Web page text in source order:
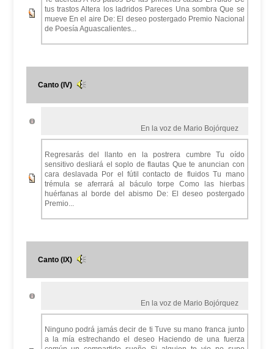
tus trastos Altera los ladridos Pareces Una sombra Que se
mueve En el aire De: El deseo postergado Premio Nacional
de Poesía Aguascalientes...
Canto (IV)
En la voz de Mario Bojórquez
Regresarás del llanto en la postrera cumbre Tu oído
sensitivo desliará el soplo de flautas Que te anuncian con
cara deslavada Por el fútil contacto de fluidos Tu mano
trémula se aferrará al báculo torpe Como las hierbas
huérfanas al borde del abismo De: El deseo postergado
Premio...
Canto (IX)
En la voz de Mario Bojórquez
Ninguno podrá jamás decir de ti Tuve su mano franca junto
a la mía estrechando el deseo Haciendo de una fuerza